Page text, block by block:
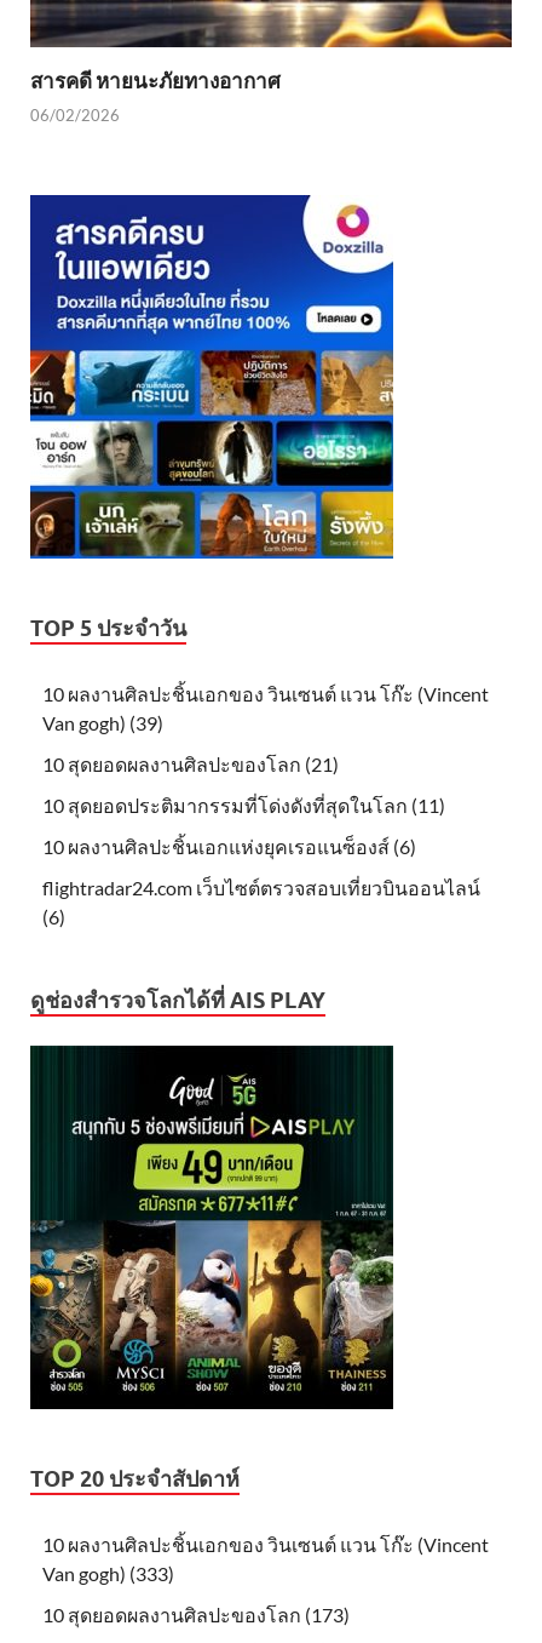
สารคดี หายนะภัยทางอากาศ
06/02/2026
TOP 5 ประจำวัน
10 ผลงานศิลปะชิ้นเอกของ วินเซนต์ แวน โก๊ะ (Vincent
Van gogh) (39)
10 สุดยอดผลงานศิลปะของโลก (21)
10 สุดยอดประติมากรรมที่โด่งดังที่สุดในโลก (11)
10 ผลงานศิลปะชิ้นเอกแห่งยุคเรอแนซ็องส์ (6)
flightradar24.com เว็บไซต์ตรวจสอบเที่ยวบินออนไลน์
(6)
ดูช่องสำรวจโลกได้ที่ AIS PLAY
TOP 20 ประจำสัปดาห์
10 ผลงานศิลปะชิ้นเอกของ วินเซนต์ แวน โก๊ะ (Vincent
Van gogh) (333)
10 สุดยอดผลงานศิลปะของโลก (173)